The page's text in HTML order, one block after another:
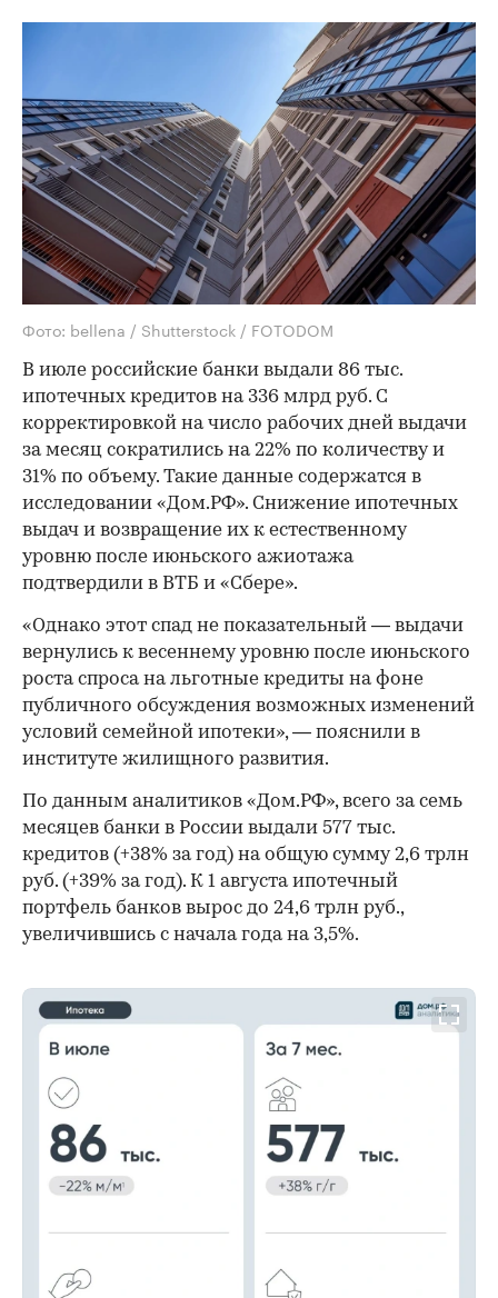
Фото: bellena / Shutterstock / FOTODOM
В июле российские банки выдали 86 тыс.
ипотечных кредитов на 336 млрд руб. С
корректировкой на число рабочих дней выдачи
за месяц сократились на 22% по количеству и
31% по объему. Такие данные содержатся в
исследовании «Дом.РФ». Снижение ипотечных
выдач и возвращение их к естественному
уровню после июньского ажиотажа
подтвердили в ВТБ и «Сбере».
«Однако этот спад не показательный — выдачи
вернулись к весеннему уровню после июньского
роста спроса на льготные кредиты на фоне
публичного обсуждения возможных изменений
условий семейной ипотеки», — пояснили в
институте жилищного развития.
По данным аналитиков «Дом.РФ», всего за семь
месяцев банки в России выдали 577 тыс.
кредитов (+38% за год) на общую сумму 2,6 трлн
руб. (+39% за год). К 1 августа ипотечный
портфель банков вырос до 24,6 трлн руб.,
увеличившись с начала года на 3,5%.